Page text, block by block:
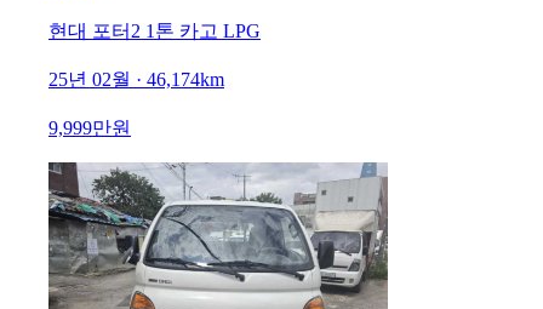
현대 포터2 1톤 카고 LPG
25년 02월 · 46,174km
9,999만원